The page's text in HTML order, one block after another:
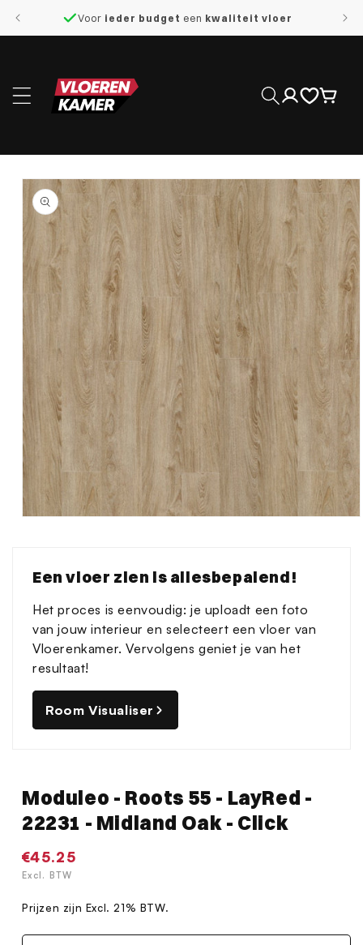
naar de
Voor ieder budget een kwaliteit vloer
Inloggen
direct naar
modaal
Een vloer zien is allesbepalend!
Het proces is eenvoudig: je uploadt een foto
van jouw interieur en selecteert een vloer van
Vloerenkamer. Vervolgens geniet je van het
resultaat!
Room Visualiser
Moduleo - Roots 55 - LayRed -
22231 - Midland Oak - Click
Normale
prijs
€45.25
Excl. BTW
Prijzen zijn Excl. 21% BTW.